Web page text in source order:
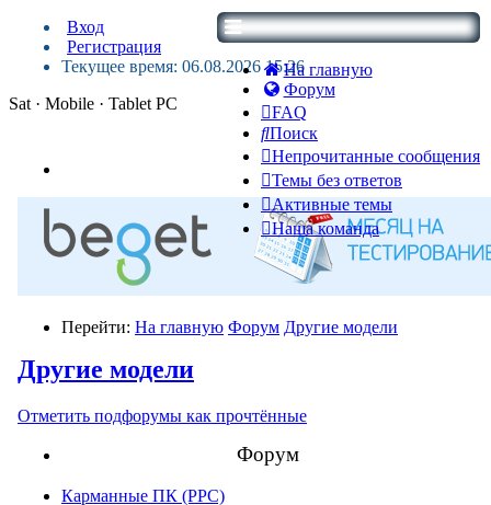
На главную
Форум
FAQ
Поиск
Непрочитанные сообщения
Темы без ответов
Активные темы
Наша команда
Вход
Регистрация
Текущее время: 06.08.2026 15:26
Sat · Mobile · Tablet PC
Перейти: На главную Форум Другие модели
Другие модели
Отметить подфорумы как прочтённые
Форум
Карманные ПК (PPC)